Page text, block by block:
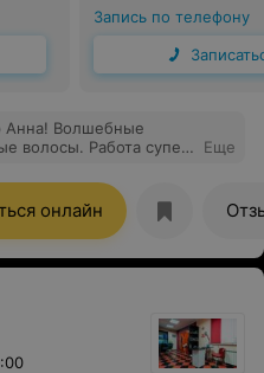
Запись по телефону
Анна! Волшебные
волосы. Работа супер!
Еще
онлайн